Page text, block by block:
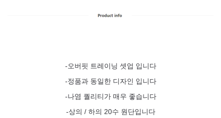
-오버핏 트레이닝 셋업 입니다
-정품과 동일한 디자인 입니다
-나염 퀄리티가 매우 좋습니다
-상의 / 하의 20수 원단입니다